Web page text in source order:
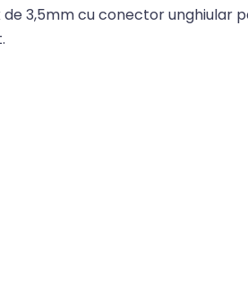
3,5mm cu conector unghiular